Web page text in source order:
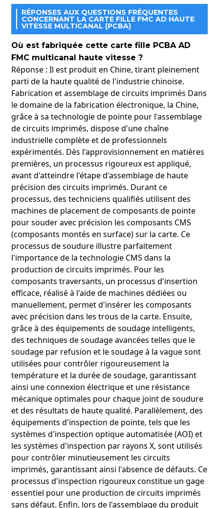
RÉPONSES AUX QUESTIONS FRÉQUENTES
CONCERNANT LA CARTE FILLE FMC AD HAUTE
VITESSE MULTICANAL (PCBA)
Où est fabriquée cette carte fille PCBA AD
FMC multicanal haute vitesse ?
Réponse : Il est produit en Chine, tirant pleinement
parti de la haute qualité de l'industrie chinoise.
Fabrication et assemblage de circuits imprimés Dans
le domaine de la fabrication électronique, la Chine,
grâce à sa technologie de pointe pour l'assemblage
de circuits imprimés, dispose d'une chaîne
industrielle complète et de professionnels
expérimentés. Dès l'approvisionnement en matières
premières, un processus rigoureux est appliqué,
avant d'atteindre l'étape d'assemblage de haute
précision des circuits imprimés. Durant ce
processus, des techniciens qualifiés utilisent des
machines de placement de composants de pointe
pour souder avec précision les composants CMS
(composants montés en surface) sur la carte. Ce
processus de soudure illustre parfaitement
l'importance de la technologie CMS dans la
production de circuits imprimés. Pour les
composants traversants, un processus d'insertion
efficace, réalisé à l'aide de machines dédiées ou
manuellement, permet d'insérer les composants
avec précision dans les trous de la carte. Ensuite,
grâce à des équipements de soudage intelligents,
des techniques de soudage avancées telles que le
soudage par refusion et le soudage à la vague sont
utilisées pour contrôler rigoureusement la
température et la durée de soudage, garantissant
ainsi une connexion électrique et une résistance
mécanique optimales pour chaque joint de soudure
et des résultats de haute qualité. Parallèlement, des
équipements d'inspection de pointe, tels que les
systèmes d'inspection optique automatisée (AOI) et
les systèmes d'inspection par rayons X, sont utilisés
pour contrôler minutieusement les circuits
imprimés, garantissant ainsi l'absence de défauts. Ce
processus d'inspection rigoureux constitue un gage
essentiel pour une production de circuits imprimés
sans défaut. Enfin, lors de l'assemblage du produit